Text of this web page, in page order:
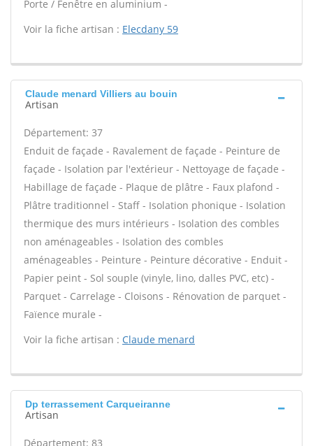
Porte / Fenêtre en aluminium -
Voir la fiche artisan : Elecdany 59
Claude menard Villiers au bouin
Artisan
Département: 37
Enduit de façade - Ravalement de façade - Peinture de
façade - Isolation par l'extérieur - Nettoyage de façade -
Habillage de façade - Plaque de plâtre - Faux plafond -
Plâtre traditionnel - Staff - Isolation phonique - Isolation
thermique des murs intérieurs - Isolation des combles
non aménageables - Isolation des combles
aménageables - Peinture - Peinture décorative - Enduit -
Papier peint - Sol souple (vinyle, lino, dalles PVC, etc) -
Parquet - Carrelage - Cloisons - Rénovation de parquet -
Faïence murale -
Voir la fiche artisan : Claude menard
Dp terrassement Carqueiranne
Artisan
Département: 83